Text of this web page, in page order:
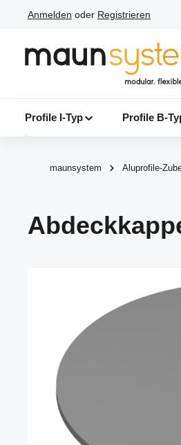
Hauptinhalt springen
Zur Suche springen
Zur Hauptnavigation springen
Anmelden oder Registrieren
Profile I-Typ Profile B-
maunsystem Aluprofile-